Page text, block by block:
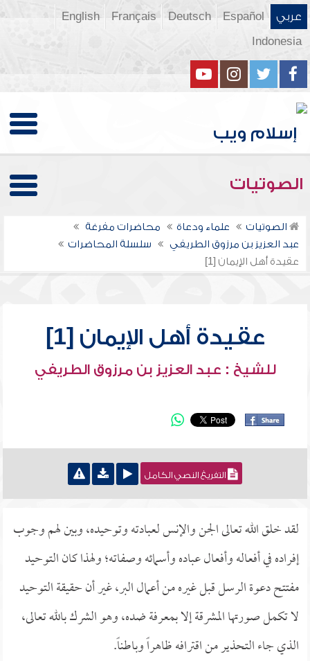
عربي Español
Deutsch
Français
English
Indonesia
الصوتيات
الصوتيات علماء ودعاة
محاضرات مفرغة
عبد العزيز بن مرزوق الطريفي
سلسلة المحاضرات
عقيدة أهل الإيمان [1]
عقيدة أهل الإيمان [1]
للشيخ : عبد العزيز بن مرزوق الطريفي
التفريغ النصي الكامل
لقد خلق الله تعالى الجن والإنس لعبادته وتوحيده، وبين لهم وجوب
إفراده في أفعاله وأفعال عباده وأسمائه وصفاته؛ ولهذا كان التوحيد
مفتتح دعوة الرسل قبل غيره من أعمال البر، غير أن حقيقة التوحيد
لا تكمل صورتها المشرقة إلا بمعرفة ضده، وهو الشرك بالله تعالى،
الذي جاء التحذير من اقترافه ظاهراً وباطناً.